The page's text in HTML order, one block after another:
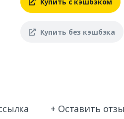
Купить без кэшбэка
+ Оставить